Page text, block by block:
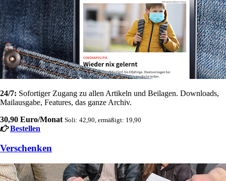
24/7: Sofortiger Zugang zu allen Artikeln und Beilagen. Downloads,
Mailausgabe, Features, das ganze Archiv.
30,90 Euro/Monat Soli: 42,90, ermäßigt: 19,90
Bestellen
Verschenken